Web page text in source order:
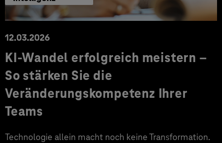
12.03.2026
KI-Wandel erfolgreich meistern –
So stärken Sie die
Veränderungskompetenz Ihrer
Teams
Technologie allein macht noch keine Transformation.